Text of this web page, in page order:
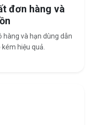
đơn hàng và
hàng và hạn dùng dẫn
hiệu quả.